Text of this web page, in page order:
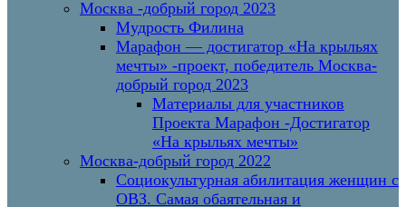
Москва -добрый город 2023
Мудрость Филина
Марафон — достигатор «На крыльях
мечты» -проект, победитель Москва-
добрый город 2023
Материалы для участников
Проекта Марафон -Достигатор
«На крыльях мечты»
Москва-добрый город 2022
Социокультурная абилитация женщин с
ОВЗ. Самая обаятельная и